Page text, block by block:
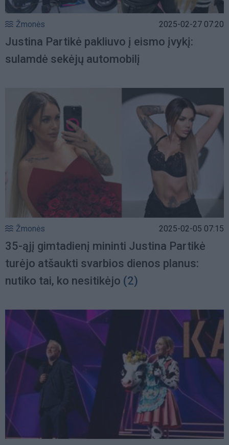
Žmonės 2025-02-27 07:20
Justina Partikė pakliuvo į eismo įvykį:
sulamdė sekėjų automobilį
Žmonės 2025-02-05 07:15
35-ąjį gimtadienį mininti Justina Partikė
turėjo atšaukti svarbios dienos planus:
nutiko tai, ko nesitikėjo (2)